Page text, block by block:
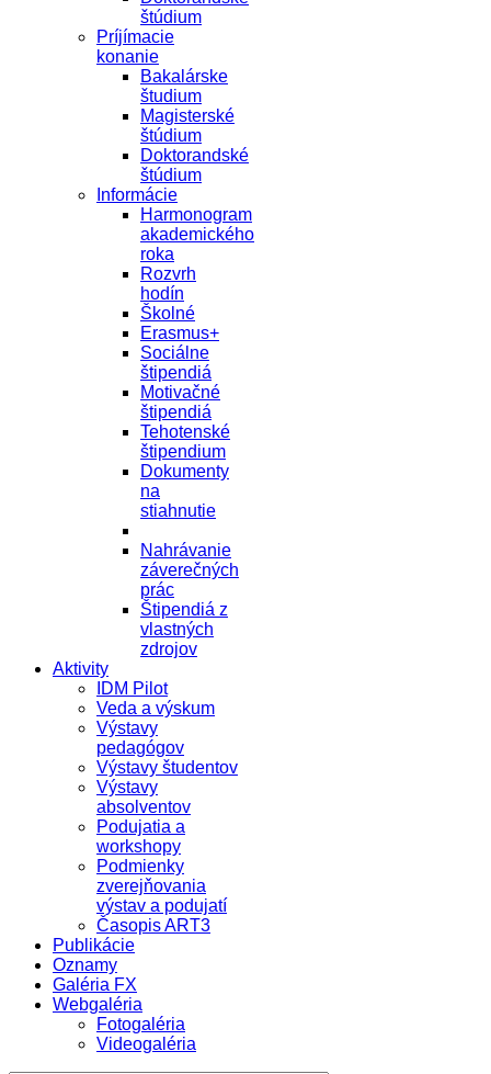
štúdium
Príjímacie
konanie
Bakalárske
študium
Magisterské
štúdium
Doktorandské
štúdium
Informácie
Harmonogram
akademického
roka
Rozvrh
hodín
Školné
Erasmus+
Sociálne
štipendiá
Motivačné
štipendiá
Tehotenské
štipendium
Dokumenty
na
stiahnutie
Nahrávanie
záverečných
prác
Štipendiá z
vlastných
zdrojov
Aktivity
IDM Pilot
Veda a výskum
Výstavy
pedagógov
Výstavy študentov
Výstavy
absolventov
Podujatia a
workshopy
Podmienky
zverejňovania
výstav a podujatí
Časopis ART3
Publikácie
Oznamy
Galéria FX
Webgaléria
Fotogaléria
Videogaléria